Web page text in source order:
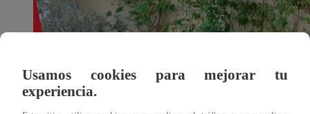
Usamos cookies para mejorar tu
experiencia.